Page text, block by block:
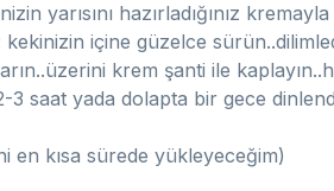
yarısını hazırladığınız
kekinizin içine güzelce
krem şanti ile
3 saat yada dolapta bir gece
en kısa sürede yükleyeceğim)